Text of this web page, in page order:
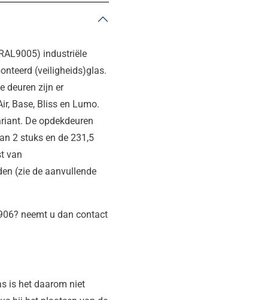
industriële
(veiligheids)glas.
deuren zijn er
Base, Bliss en Lumo.
De opdekdeuren
2 stuks en de 231,5
van
(zie de aanvullende
neemt u dan contact
is het daarom niet